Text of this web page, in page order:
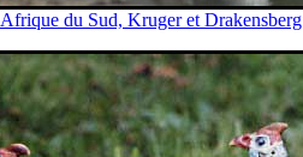
Afrique du Sud, Kruger et Drakensberg